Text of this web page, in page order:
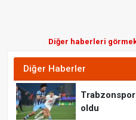
Diğer haberleri görmek
Diğer Haberler
oldu